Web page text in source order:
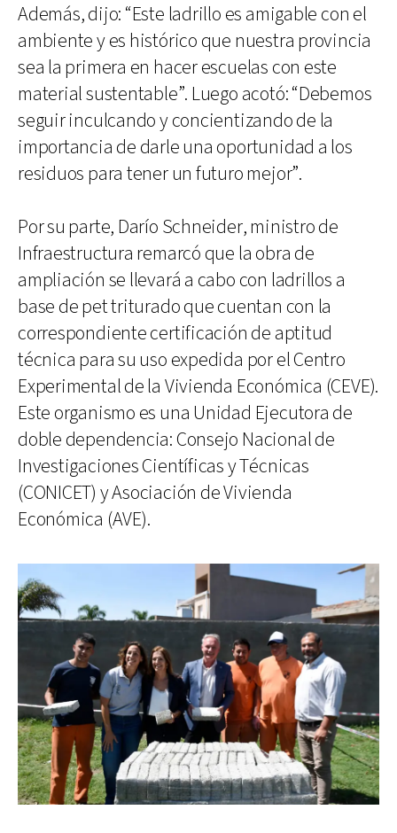
Además, dijo: “Este ladrillo es amigable con el
ambiente y es histórico que nuestra provincia
sea la primera en hacer escuelas con este
material sustentable”. Luego acotó: “Debemos
seguir inculcando y concientizando de la
importancia de darle una oportunidad a los
residuos para tener un futuro mejor”.
Por su parte, Darío Schneider, ministro de
Infraestructura remarcó que la obra de
ampliación se llevará a cabo con ladrillos a
base de pet triturado que cuentan con la
correspondiente certificación de aptitud
técnica para su uso expedida por el Centro
Experimental de la Vivienda Económica (CEVE).
Este organismo es una Unidad Ejecutora de
doble dependencia: Consejo Nacional de
Investigaciones Científicas y Técnicas
(CONICET) y Asociación de Vivienda
Económica (AVE).